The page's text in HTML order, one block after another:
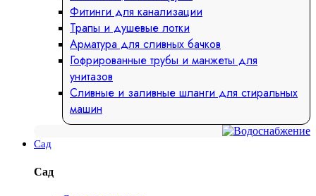
Фитинги для канализации
Трапы и душевые лотки
Арматура для сливных бачков
Гофрированные трубы и манжеты для
унитазов
Сливные и заливные шланги для стиральных
машин
Сад
Сад